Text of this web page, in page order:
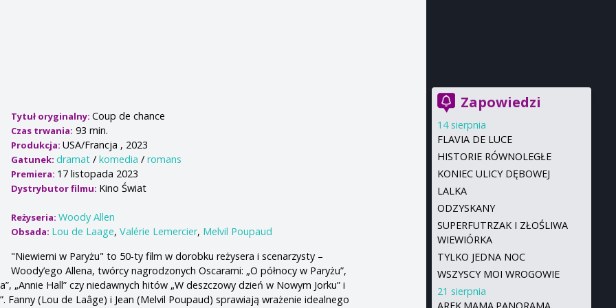
Tytuł oryginalny:Coup de chance
Czas trwania: 93 min.
Produkcja:USA/Francja , 2023
Gatunek:dramat /komedia /romans
Premiera: 17 listopada 2023
Dystrybutor filmu: Kino Świat
Reżyseria:Woody Allen
Obsada: Lou de Laage,Valérie Lemercier, Melvil Poupaud
"Niewierni w Paryżu" to 50-ty film w dorobku reżysera i scenarzysty –
Woody’ego Allena, twórcy nagrodzonych Oscarami: „O północy w Paryżu”,
„Annie Hall” czy niedawnych hitów „W deszczowy dzień w Nowym Jorku” i
Fanny (Lou de Laâge) i Jean (Melvil Poupaud) sprawiają wrażenie idealnego
Zapowiedzi
14 sierpnia
FLAVIA DE LUCE
HISTORIE RÓWNOLEGŁE
KONIEC ULICY DĘBOWEJ
LALKA
ODZYSKANY
SUPERFUTRZAK I ZŁOŚLIWA
WIEWIÓRKA
TYLKO JEDNA NOC
WSZYSCY MOI WROGOWIE
21 sierpnia